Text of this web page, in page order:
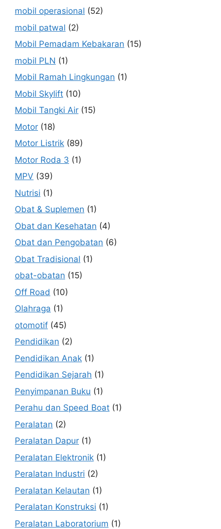
mobil operasional (52)
mobil patwal (2)
Mobil Pemadam Kebakaran (15)
mobil PLN (1)
Mobil Ramah Lingkungan (1)
Mobil Skylift (10)
Mobil Tangki Air (15)
Motor (18)
Motor Listrik (89)
Motor Roda 3 (1)
MPV (39)
Nutrisi (1)
Obat & Suplemen (1)
Obat dan Kesehatan (4)
Obat dan Pengobatan (6)
Obat Tradisional (1)
obat-obatan (15)
Off Road (10)
Olahraga (1)
otomotif (45)
Pendidikan (2)
Pendidikan Anak (1)
Pendidikan Sejarah (1)
Penyimpanan Buku (1)
Perahu dan Speed Boat (1)
Peralatan (2)
Peralatan Dapur (1)
Peralatan Elektronik (1)
Peralatan Industri (2)
Peralatan Kelautan (1)
Peralatan Konstruksi (1)
Peralatan Laboratorium (1)